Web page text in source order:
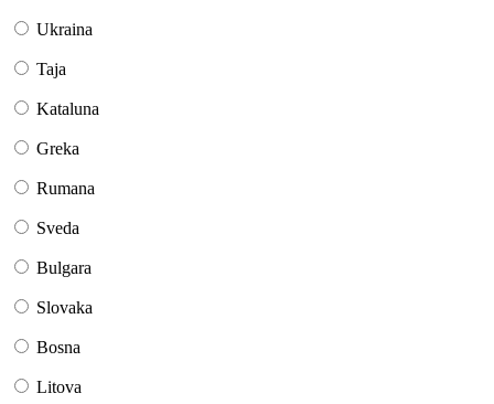
Ukraina
Taja
Kataluna
Greka
Rumana
Sveda
Bulgara
Slovaka
Bosna
Litova